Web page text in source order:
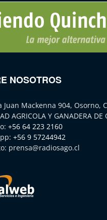
NOSOTROS
Juan Mackenna 904, Osorno,
AGRICOLA Y GANADERA DE
+56 64 223 2160
+56 9 57244942
prensa@radiosago.cl